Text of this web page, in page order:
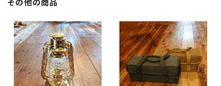
その他の商品